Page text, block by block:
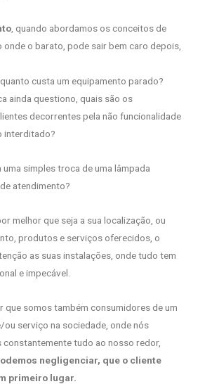
, quando abordamos os conceitos de
o barato, pode sair bem caro depois,
custa um equipamento parado?
ainda questiono, quais são os
decorrentes pela não funcionalidade
interditado?
simples troca de uma lâmpada
atendimento?
melhor que seja a sua localização, ou
produtos e serviços oferecidos, o
as suas instalações, onde tudo tem
e impecável.
que somos também consumidores de um
serviço na sociedade, onde nós
tudo ao nosso redor,
negligenciar, que o cliente
primeiro lugar.